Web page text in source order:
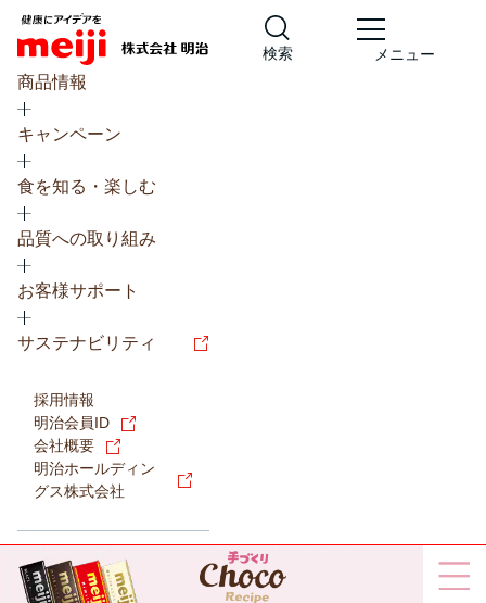
検索 メニュー
商品情報
キャンペーン
食を知る・楽しむ
品質への取り組み
お客様サポート
サステナビリティ
採用情報
明治会員ID
会社概要
明治ホールディン
グス株式会社